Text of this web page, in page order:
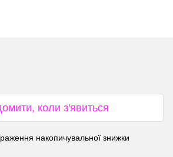
коли з'явиться
накопичувальної знижки